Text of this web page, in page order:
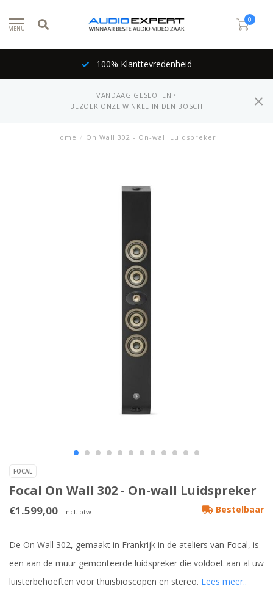
MENU
0
100% Klanttevredenheid
VANDAAG GESLOTEN •
BEZOEK ONZE WINKEL IN DEN BOSCH
Home / On Wall 302 - On-wall Luidspreker
FOCAL
Focal On Wall 302 - On-wall Luidspreker
€1.599,00 Incl. btw Bestelbaar
De On Wall 302, gemaakt in Frankrijk in de ateliers van Focal, is
een aan de muur gemonteerde luidspreker die voldoet aan al uw
luisterbehoeften voor thuisbioscopen en stereo. Lees meer..